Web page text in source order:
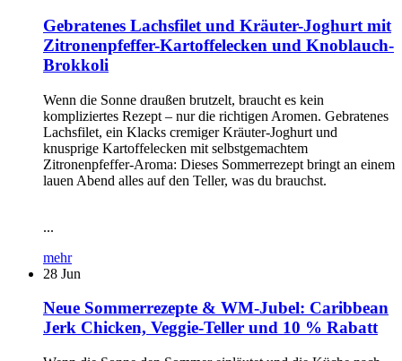
Gebratenes Lachsfilet und Kräuter-Joghurt mit
Zitronenpfeffer-Kartoffelecken und Knoblauch-
Brokkoli
Wenn die Sonne draußen brutzelt, braucht es kein
kompliziertes Rezept – nur die richtigen Aromen. Gebratenes
Lachsfilet, ein Klacks cremiger Kräuter-Joghurt und
knusprige Kartoffelecken mit selbstgemachtem
Zitronenpfeffer-Aroma: Dieses Sommerrezept bringt an einem
lauen Abend alles auf den Teller, was du brauchst.
...
mehr
28 Jun
Neue Sommerrezepte & WM-Jubel: Caribbean
Jerk Chicken, Veggie-Teller und 10 % Rabatt